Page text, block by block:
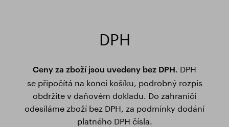
DPH
Ceny za zboží jsou uvedeny bez DPH. DPH
se připočítá na konci košíku, podrobný rozpis
obdržíte v daňovém dokladu. Do zahraničí
odesíláme zboží bez DPH, za podmínky dodání
platného DPH čísla.